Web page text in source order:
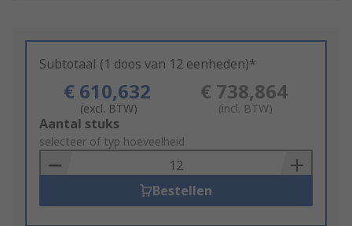
Subtotaal (1 doos van 12 eenheden)*
€ 610,632
(excl. BTW)
€ 738,864
(incl. BTW)
Add
to
Basket
Aantal stuks
selecteer of typ hoeveelheid
Bestellen